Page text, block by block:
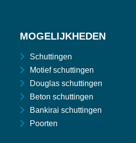
MOGELIJKHEDEN
Schuttingen
Motief schuttingen
Douglas schuttingen
Beton schuttingen
Bankirai schuttingen
Poorten